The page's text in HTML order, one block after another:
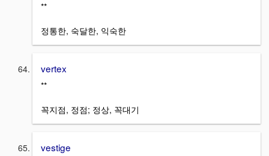
**
정통한, 숙달한, 익숙한
vertex
**
꼭지점, 정점; 정상, 꼭대기
vestige